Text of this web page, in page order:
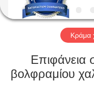
ΓΎΡΟΣ
ΜΑΣ
Κράμα
Επιφάνεια
βολφραμίου